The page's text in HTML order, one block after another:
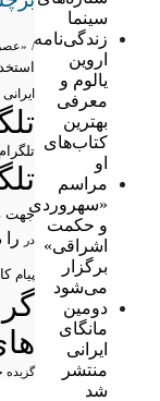
سینما
زندگی‌نامه
اروین
یالوم و
معرفی
بهترین
کتاب‌های
او
مراسم
«سهروردی
و حکمت
اشراقی»
برگزار
می‌شود
دومین
مانگای
ایرانی
منتشر
شد
/ «عصر
ایرانی
جهت
در
را
پیام
گزیده